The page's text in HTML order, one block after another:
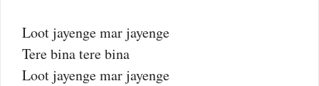
Loot jayenge mar jayenge
Tere bina tere bina
Loot jayenge mar jayenge